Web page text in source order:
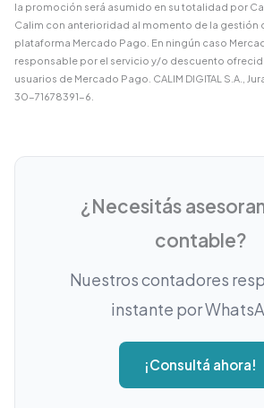
la promoción será asumido en su totalidad por
Calim con anterioridad al momento de la gestión
plataforma Mercado Pago. En ningún caso
responsable por el servicio y/o descuento
usuarios de Mercado Pago. CALIM DIGITAL S.A.,
30-71678391-6.
¿Necesitás
contable?
Nuestros contadores
instante por
¡Consultá ahora!